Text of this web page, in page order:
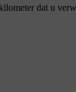
dat u